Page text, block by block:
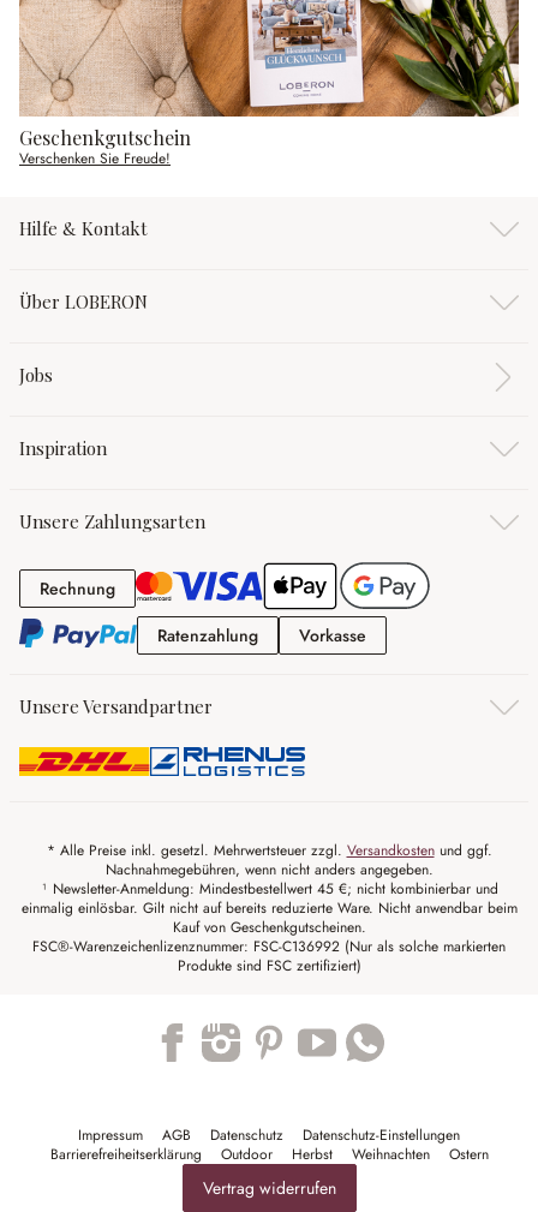
Geschenkgutschein
Verschenken Sie Freude!
Hilfe & Kontakt
Über LOBERON
Jobs
Inspiration
Unsere Zahlungsarten
RechnungRechnung
RatenzahlungRatenzahlung
Vorkasse
Unsere Versandpartner
* Alle Preise inkl. gesetzl. Mehrwertsteuer zzgl. Versandkostenund ggf.
Nachnahmegebühren, wenn nicht anders angegeben.
¹ Newsletter-Anmeldung: Mindestbestellwert 45 €; nicht kombinierbar und
einmalig einlösbar. Gilt nicht auf bereits reduzierte Ware. Nicht anwendbar beim
Kauf von Geschenkgutscheinen.
FSC®-Warenzeichenlizenznummer: FSC-C136992 (Nur als solche markierten
Produkte sind FSC zertifiziert)
Impressum AGB Datenschutz
Datenschutz-Einstellungen
Barrierefreiheitserklärung
Outdoor Herbst Weihnachten Ostern
Vertrag widerrufen